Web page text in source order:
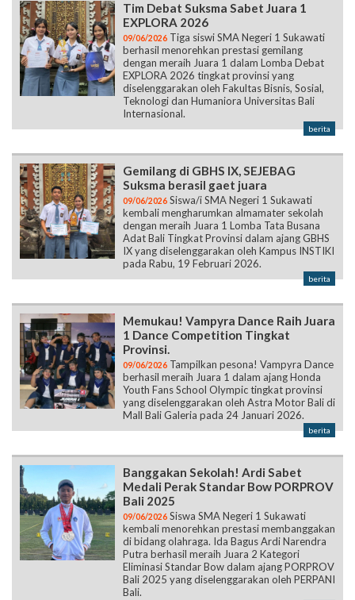
Tim Debat Suksma Sabet Juara 1
EXPLORA 2026
09/06/2026 Tiga siswi SMA Negeri 1 Sukawati
berhasil menorehkan prestasi gemilang
dengan meraih Juara 1 dalam Lomba Debat
EXPLORA 2026 tingkat provinsi yang
diselenggarakan oleh Fakultas Bisnis, Sosial,
Teknologi dan Humaniora Universitas Bali
Internasional.
berita
Gemilang di GBHS IX, SEJEBAG
Suksma berasil gaet juara
09/06/2026 Siswa/i SMA Negeri 1 Sukawati
kembali mengharumkan almamater sekolah
dengan meraih Juara 1 Lomba Tata Busana
Adat Bali Tingkat Provinsi dalam ajang GBHS
IX yang diselenggarakan oleh Kampus INSTIKI
pada Rabu, 19 Februari 2026.
berita
Memukau! Vampyra Dance Raih Juara
1 Dance Competition Tingkat
Provinsi.
09/06/2026 Tampilkan pesona! Vampyra Dance
berhasil meraih Juara 1 dalam ajang Honda
Youth Fans School Olympic tingkat provinsi
yang diselenggarakan oleh Astra Motor Bali di
Mall Bali Galeria pada 24 Januari 2026.
berita
Banggakan Sekolah! Ardi Sabet
Medali Perak Standar Bow PORPROV
Bali 2025
09/06/2026 Siswa SMA Negeri 1 Sukawati
kembali menorehkan prestasi membanggakan
di bidang olahraga. Ida Bagus Ardi Narendra
Putra berhasil meraih Juara 2 Kategori
Eliminasi Standar Bow dalam ajang PORPROV
Bali 2025 yang diselenggarakan oleh PERPANI
Bali.